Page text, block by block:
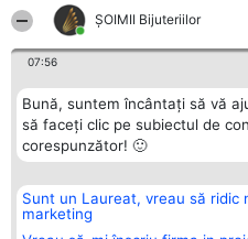
ŞOIMII Bijuteriilor
07:56
Bună, suntem încântați să vă
să faceți clic pe subiectul de
corespunzător! 🙂
Sunt un Laureat, vreau să ridic
marketing
Organizator Ranking
BRIGHT SOLUTIONS BR SRL
Aleea Timisul De Sus 2 Bl. A30
Lista